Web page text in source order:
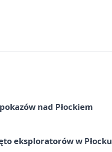
nad Płockiem
eksploratorów w Płocku